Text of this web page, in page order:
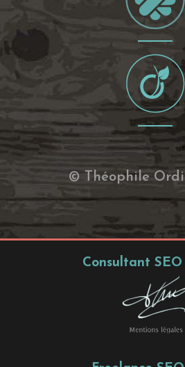
© Théophile
Consultant SEO